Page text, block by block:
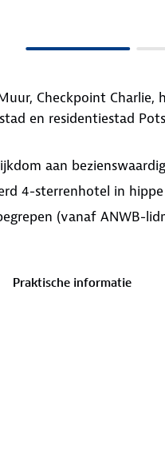
Checkpoint Charlie,
en residentiestad
aan
4-sterrenhotel in
(vanaf ANWB-
Praktische informatie